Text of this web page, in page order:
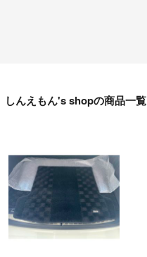
しんえもん's shopの商品一覧